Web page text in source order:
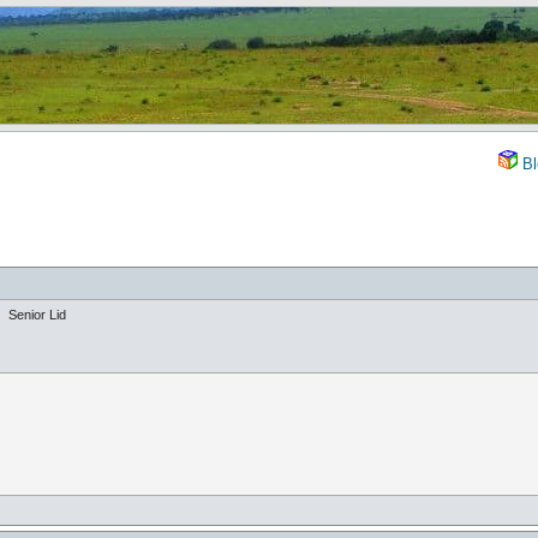
Senior Lid